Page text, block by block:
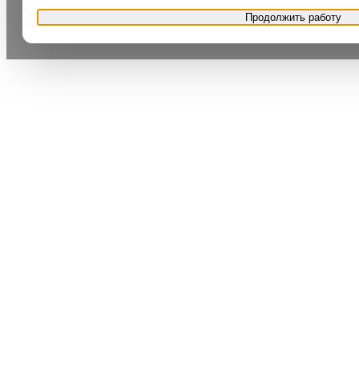
Продолжить работу